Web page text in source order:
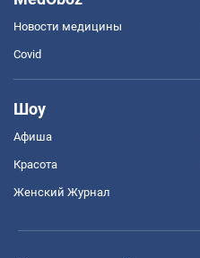
Новости медицины
Covid
Шоу
Афиша
Красота
Женский Журнал